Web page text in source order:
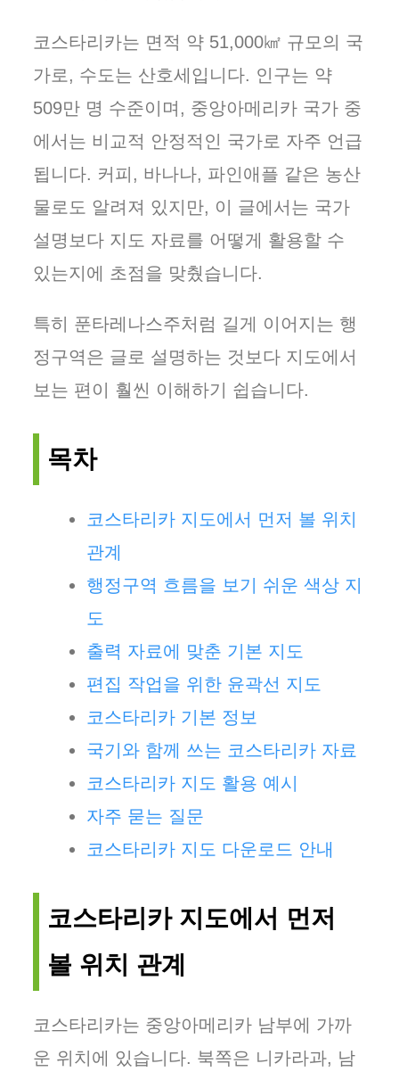
코스타리카는 면적 약 51,000㎢ 규모의 국
가로, 수도는 산호세입니다. 인구는 약
509만 명 수준이며, 중앙아메리카 국가 중
에서는 비교적 안정적인 국가로 자주 언급
됩니다. 커피, 바나나, 파인애플 같은 농산
물로도 알려져 있지만, 이 글에서는 국가
설명보다 지도 자료를 어떻게 활용할 수
있는지에 초점을 맞췄습니다.
특히 푼타레나스주처럼 길게 이어지는 행
정구역은 글로 설명하는 것보다 지도에서
보는 편이 훨씬 이해하기 쉽습니다.
목차
코스타리카 지도에서 먼저 볼 위치
관계
행정구역 흐름을 보기 쉬운 색상 지
도
출력 자료에 맞춘 기본 지도
편집 작업을 위한 윤곽선 지도
코스타리카 기본 정보
국기와 함께 쓰는 코스타리카 자료
코스타리카 지도 활용 예시
자주 묻는 질문
코스타리카 지도 다운로드 안내
코스타리카 지도에서 먼저
볼 위치 관계
코스타리카는 중앙아메리카 남부에 가까
운 위치에 있습니다. 북쪽은 니카라과, 남